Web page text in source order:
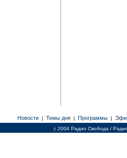
Новости | Темы дня | Программы |
c 2004 Радио Свобода /